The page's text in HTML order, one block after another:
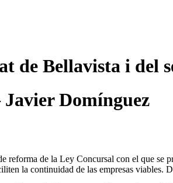
de Bellavista i del
Domínguez
reforma de la Ley Concursal con el que
la continuidad de las empresas viables.